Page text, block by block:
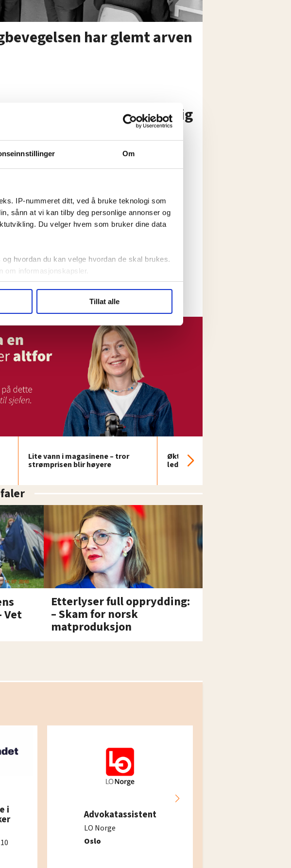
Om
IP-nummeret ditt, ved å bruke teknologi som
sånn at vi kan tilby deg personlige annonser og
Du velger hvem som bruker dine data
hvordan du kan velge hvordan de skal brukes.
om informasjonskapsler.
annonser og utarbeide statistikk.
Tillat alle
har glemt arven
Felleskjøpet for ulovlig
Nå er saken
kan hjelpe meg?
Lite vann i magasinene – tror
strømprisen blir høyere
Økt arbeidsledighet og færre
ledige stillinger i juli
Vet
Etterlyser full opprydding:
– Skam for norsk
matproduksjon
i Advokatassistent
LO Norge
Oslo